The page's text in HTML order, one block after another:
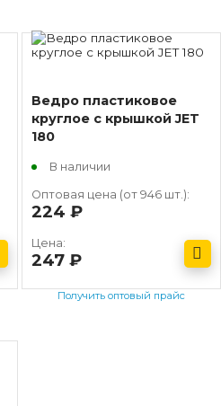
Ведро пластиковое
круглое с крышкой JET
180
В наличии
Оптовая цена (от 946 шт.):
224
Цена:
247
Получить оптовый прайс